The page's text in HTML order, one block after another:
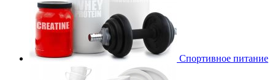
Спортивное питание